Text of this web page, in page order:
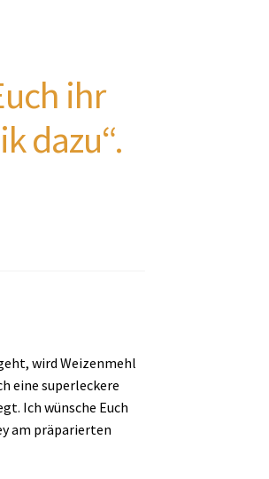
ihr
dazu“.
wird Weizenmehl
eine superleckere
Ich wünsche Euch
am präparierten